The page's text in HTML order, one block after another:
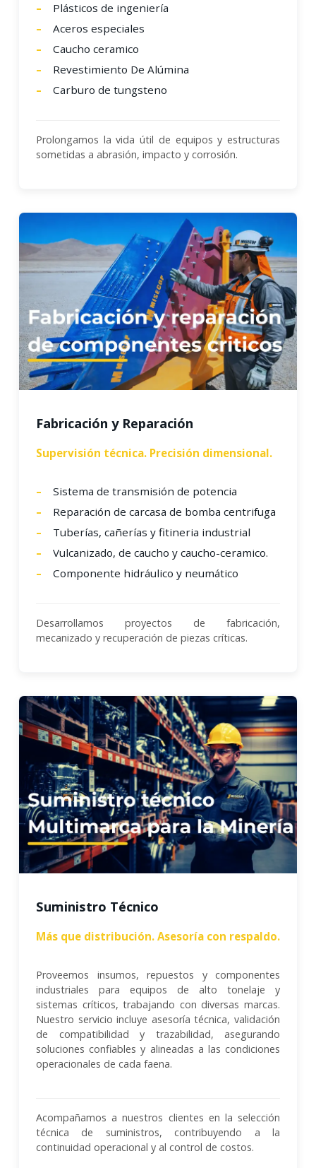
Plásticos de ingeniería
Aceros especiales
Caucho ceramico
Revestimiento De Alúmina
Carburo de tungsteno
Prolongamos la vida útil de equipos y estructuras
sometidas a abrasión, impacto y corrosión.
Fabricación y Reparación
Supervisión técnica. Precisión dimensional.
Sistema de transmisión de potencia
Reparación de carcasa de bomba centrifuga
Tuberías, cañerías y fitineria industrial
Vulcanizado, de caucho y caucho-ceramico.
Componente hidráulico y neumático
Desarrollamos proyectos de fabricación,
mecanizado y recuperación de piezas críticas.
Suministro Técnico
Más que distribución. Asesoría con respaldo.
Proveemos insumos, repuestos y componentes
industriales para equipos de alto tonelaje y
sistemas críticos, trabajando con diversas marcas.
Nuestro servicio incluye asesoría técnica, validación
de compatibilidad y trazabilidad, asegurando
soluciones confiables y alineadas a las condiciones
operacionales de cada faena.
Acompañamos a nuestros clientes en la selección
técnica de suministros, contribuyendo a la
continuidad operacional y al control de costos.